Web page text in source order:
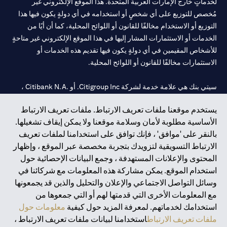
يستخدم موقعنا ملفات تعريف الارتباط. ملفات تعريف الارتباط
الأساسية مطلوبة لأمان وسلامة موقعنا ولا يمكن إيقاف تشغيلها.
بالنقر على 'موافق' ، فإنك توافق على استخدامنا لملفات تعريف
الارتباط التسويقية لتزويدك بتجربة مخصصة عبر الموقع ، وإظهار
المحتوى والإعلانات المستهدفة ، وجمع البيانات الإحصائية حول
استخدام الموقع. يمكن مشاركة هذه المعلومات مع شركائنا في
وسائل التواصل الاجتماعي والإعلان والتحليل والذين قد يجمعونها
مع المعلومات الأخرى التي قدمتها لهم أو التي جمعوها من
استخدامك لخدماتهم. لمعرفة المزيد حول كيفية معلومات حول
ملفات تعريف الارتباطاستخدامنا لبيانات ملفات تعريف الارتباط ،
مُخصص للتوزيع على أي شخصٍ أو استخدامه في أي دولةٍ يكون فيها هذا
التوزيع أو الاستخدام مخالفًا للقانون أو اللوائح المحلية، كما أن أيًا من
الخدمات أو الاستثمارات المشار إليها في هذا الموقع الإلكتروني غير متاحةٍ
للأشخاص المقيمين في أي دولةٍ يكون فيها تقديم هذه الخدمات أو
الاستثمارات مخالفًا للقانون أو اللوائح المحلية.
سيتي بنك هي علامة خدمة لشركة Citigroup Inc. أو .Citibank N.A ،
سيتي بنك إن. إيه. الإمارات مسجل لدى مصرف الإمارات المركزي تحت
أرقام التراخيص 202563 لفرع الوصل في دبي، 531989 لفرع مول
الإمارات في دبي، وCN-1002019لفرع أبوظبي. هاتف: 4000 311 04.
فرع سيتي بنك إن إيه - الإمارات العربية المتحدة مرخص من مصرف
الإمارات العربية المتحدة المركزي كفرع لبنك أجنبي.
سيتي بنك إن إيه الإمارات العربية المتحدة مرخص من هيئة الأوراق المالية
والسلع في الإمارات العربية المتحدة ("SCA") للقيام بالنشاط المالي لـ أ)
الاستشارات المالية والتعريف والترويج بموجب ترخيص رقم
20200000097 ب) وسيط تداول في الأسواق الدولية بموجب ترخيص